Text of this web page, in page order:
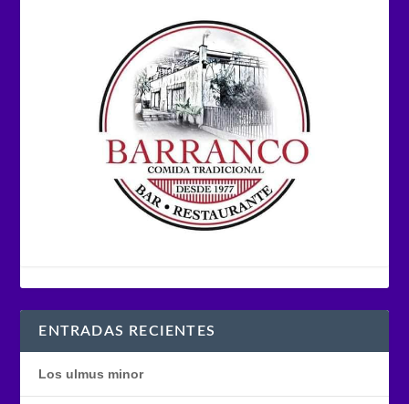
ENTRADAS RECIENTES
Los ulmus minor